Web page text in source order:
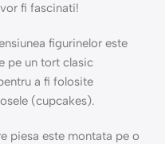
fi fascinati!
figurinelor este
pe un tort clasic
a fi folosite
(cupcakes).
piesa este montata pe o